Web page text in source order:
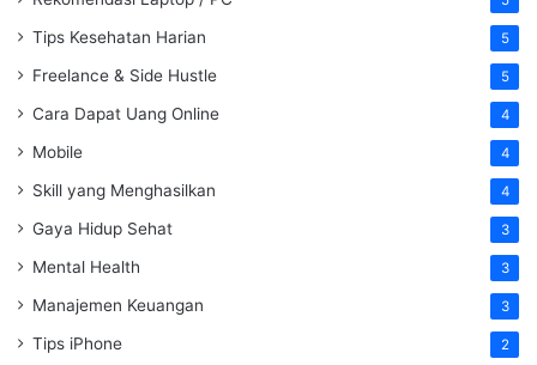
Tips Kesehatan Harian 5
Freelance & Side Hustle 5
Cara Dapat Uang Online 4
Mobile 4
Skill yang Menghasilkan 4
Gaya Hidup Sehat 3
Mental Health 3
Manajemen Keuangan 3
Tips iPhone 2